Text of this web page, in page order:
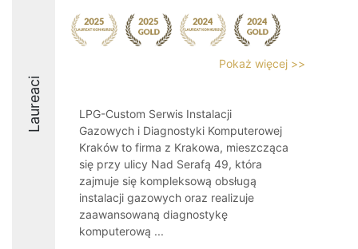
Laureaci
Pokaż więcej >>
LPG-Custom Serwis Instalacji
Gazowych i Diagnostyki Komputerowej
Kraków to firma z Krakowa, mieszcząca
się przy ulicy Nad Serafą 49, która
zajmuje się kompleksową obsługą
instalacji gazowych oraz realizuje
zaawansowaną diagnostykę
komputerową ...